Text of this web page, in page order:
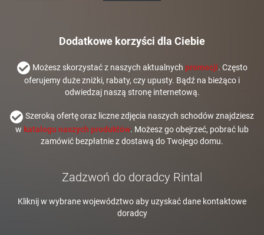
Dodatkowe korzyści dla Ciebie
Możesz skorzystać z naszych aktualnych promocji. Często
oferujemy duże zniżki, rabaty, czy upusty. Bądź na bieżąco i
odwiedzaj naszą stronę internetową.
Szeroką ofertę oraz liczne zdjęcia naszych schodów znajdziesz
w katalogu naszych produktów. Możesz go obejrzeć, pobrać lub
zamówić bezpłatnie z dostawą do Twojego domu.
Zadzwoń do doradcy Rintal
Kliknij w wybrane województwo aby uzyskać dane kontaktowe
doradcy